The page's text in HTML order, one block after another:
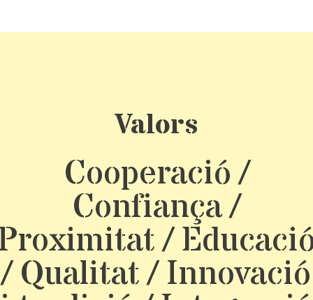
Valors
Cooperació /
Confiança /
/
/ Qualitat / Innovació